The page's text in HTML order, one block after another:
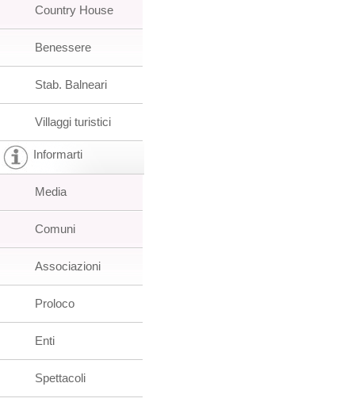
Country House
Benessere
Stab. Balneari
Villaggi turistici
Informarti
Media
Comuni
Associazioni
Proloco
Enti
Spettacoli